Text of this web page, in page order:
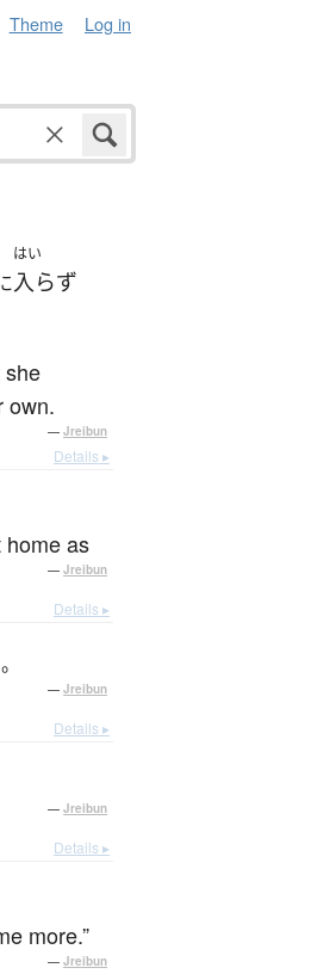
Theme Log in
はい
入らず
she
own.
— Jreibun
Details ▸
home as
— Jreibun
Details ▸
— Jreibun
Details ▸
— Jreibun
Details ▸
more.”
— Jreibun